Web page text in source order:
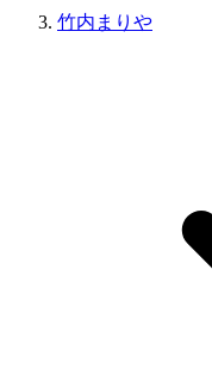
竹内まりや